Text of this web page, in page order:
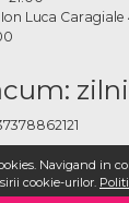
Navigand in
cookie-urilor.
Luca Caragiale